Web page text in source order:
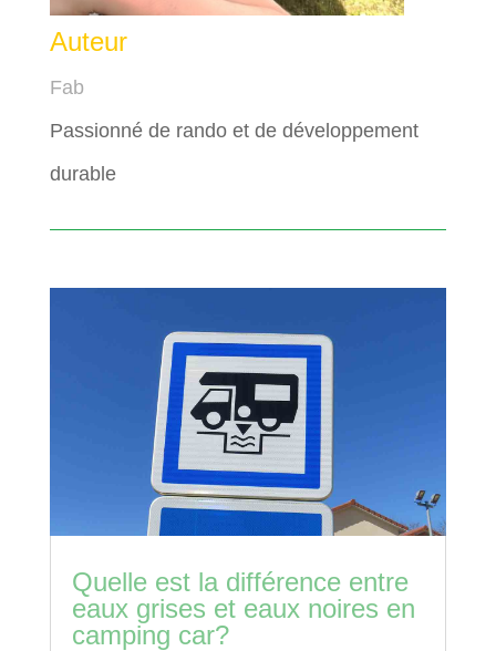
Auteur
Fab
Passionné de rando et de développement
durable
Quelle est la différence entre
eaux grises et eaux noires en
camping car?